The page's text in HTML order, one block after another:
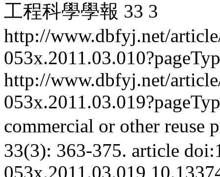
工程科學學報 33 3
http://www.dbfyj.net/
http://www.dbfyj.net/
commercial or other reuse
33(3): 363-375. article
053x.2011.03.019